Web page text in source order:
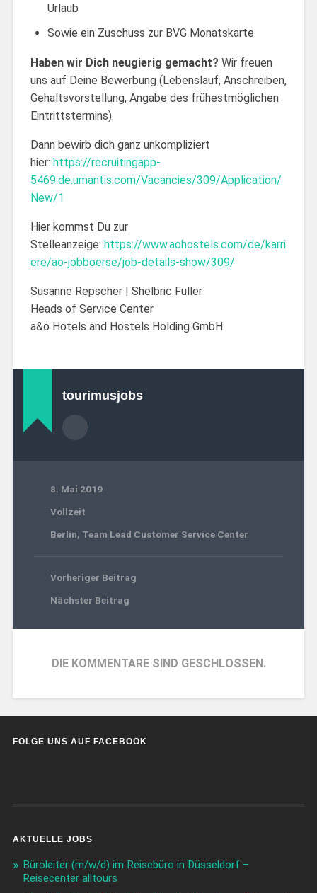
Urlaub
Sowie ein Zuschuss zur BVG Monatskarte
Haben wir Dich neugierig gemacht? Wir freuen
uns auf Deine Bewerbung (Lebenslauf, Anschreiben,
Gehaltsvorstellung, Angabe des frühestmöglichen
Eintrittstermins).
Dann bewirb dich ganz unkompliziert
hier: https://recruitingapp-
5469.de.umantis.com/Vacancies/309/Application/
New/1
Hier kommst Du zur
Stelleanzeige: https://www.aohostels.com/de/karri
ere/ao-jobboerse/job-details-show/309/
Susanne Repscher | Shelbric Fuller
Heads of Service Center
a&o Hotels and Hostels Holding GmbH
tourimusjobs
8. Mai 2019
Vollzeit
Berlin, Team Lead Customer Service Center
Vorheriger Beitrag
Nächster Beitrag
DIE KOMMENTARE SIND GESCHLOSSEN.
FOLGE UNS AUF FACEBOOK
AKTUELLE JOBS
Büroleiter (m/w/d) im Reisebüro in Düsseldorf –
Reisecenter alltours